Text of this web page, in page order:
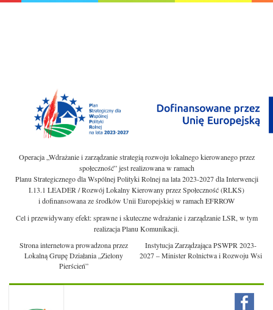
Operacja „Wdrażanie i zarządzanie strategią rozwoju lokalnego kierowanego przez
społeczność” jest realizowana w ramach
Planu Strategicznego dla Wspólnej Polityki Rolnej na lata 2023-2027 dla Interwencji
I.13.1 LEADER / Rozwój Lokalny Kierowany przez Społeczność (RLKS)
i dofinansowana ze środków Unii Europejskiej w ramach EFRROW
Cel i przewidywany efekt: sprawne i skuteczne wdrażanie i zarządzanie LSR, w tym
realizacja Planu Komunikacji.
Strona internetowa prowadzona przez
Lokalną Grupę Działania „Zielony
Pierścień”
Instytucja Zarządzająca PSWPR 2023-
2027 – Minister Rolnictwa i Rozwoju Wsi